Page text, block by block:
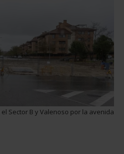
Sector B y Valenoso por la avenida